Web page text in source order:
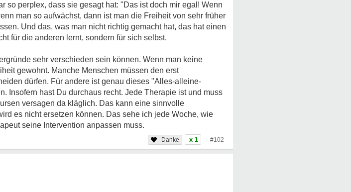
so perplex, dass sie gesagt hat: "Das ist doch mir egal! Wenn
man so aufwächst, dann ist man die Freiheit von sehr früher
Und das, was man nicht richtig gemacht hat, das hat einen
für die anderen lernt, sondern für sich selbst.
sehr verschieden sein können. Wenn man keine
gewohnt. Manche Menschen müssen den erst
dürfen. Für andere ist genau dieses "Alles-alleine-
Insofern hast Du durchaus recht. Jede Therapie ist und muss
versagen da kläglich. Das kann eine sinnvolle
es nicht ersetzen können. Das sehe ich jede Woche, wie
seine Intervention anpassen muss.
x 1 #102